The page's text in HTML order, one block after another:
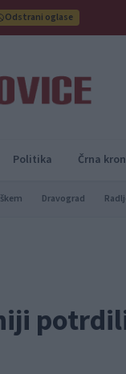
Odstrani oglase
Politika Črna
Dravograd